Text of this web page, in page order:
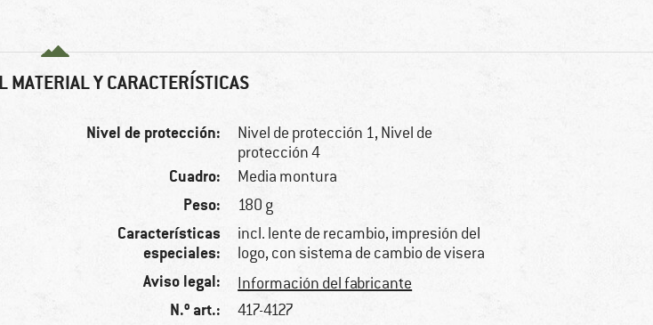
MATERIAL Y CARACTERÍSTICAS
Nivel de protección:
Nivel de protección 1, Nivel de
protección 4
Cuadro: Media montura
Peso: 180 g
Características
especiales:
incl. lente de recambio, impresión del
logo, con sistema de cambio de visera
Aviso legal: Información del fabricante
N.º art.: 417-4127